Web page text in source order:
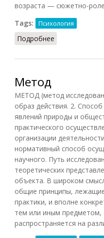
возраста — сюжетно-
Tags:
Психология
Подробнее
Метод
МЕТОД (метод
образ действия. 2.
явлений природы и
практического
организации
нормативный способ
научного. Путь
теоретических
объекта. В широком
общие принципы,
практики, и вполне
тем или иным
распространяется на